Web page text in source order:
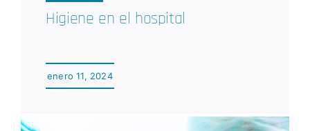
Higiene en el hospital
enero 11, 2024